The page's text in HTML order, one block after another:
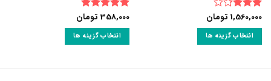
نمره
3.25از
1,560,000 تومان
انتخاب گزینه ها
نمره5از
5
358,000 تومان
انتخاب گزینه ها